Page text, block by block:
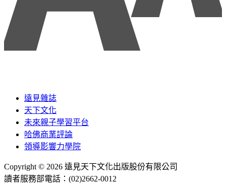
遠見雜誌
天下文化
未來親子學習平台
哈佛商業評論
領導影響力學院
Copyright © 2026 遠見天下文化出版股份有限公司
讀者服務部電話：(02)2662-0012